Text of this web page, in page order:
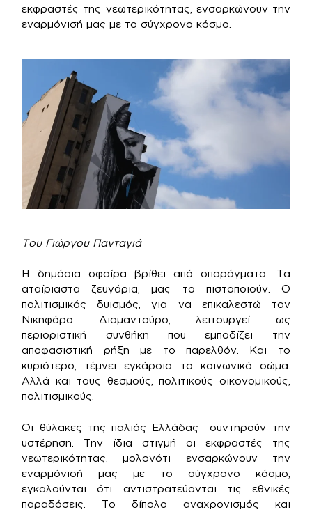
εκφραστές της νεωτερικότητας, ενσαρκώνουν την
εναρμόνισή μας με το σύγχρονο κόσμο.
Του Γιώργου Πανταγιά
Η δημόσια σφαίρα βρίθει από σπαράγματα. Τα
αταίριαστα ζευγάρια, μας το πιστοποιούν. Ο
πολιτισμικός δυισμός, για να επικαλεστώ τον
Νικηφόρο Διαμαντούρο, λειτουργεί ως
περιοριστική συνθήκη που εμποδίζει την
αποφασιστική ρήξη με το παρελθόν. Και το
κυριότερο, τέμνει εγκάρσια το κοινωνικό σώμα.
Αλλά και τους θεσμούς, πολιτικούς οικονομικούς,
πολιτισμικούς.
Οι θύλακες της παλιάς Ελλάδας συντηρούν την
υστέρηση. Την ίδια στιγμή οι εκφραστές της
νεωτερικότητας, μολονότι ενσαρκώνουν την
εναρμόνισή μας με το σύγχρονο κόσμο,
εγκαλούνται ότι αντιστρατεύονται τις εθνικές
παραδόσεις. Το δίπολο αναχρονισμός και